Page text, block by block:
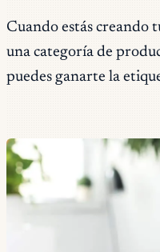
Cuando estás creando
una categoría de
puedes ganarte la